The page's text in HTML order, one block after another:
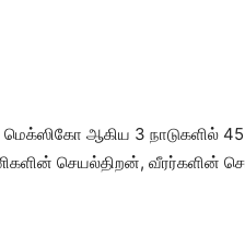
ஆகிய 3 நாடுகளில் 45
செயல்திறன், வீரர்களின்